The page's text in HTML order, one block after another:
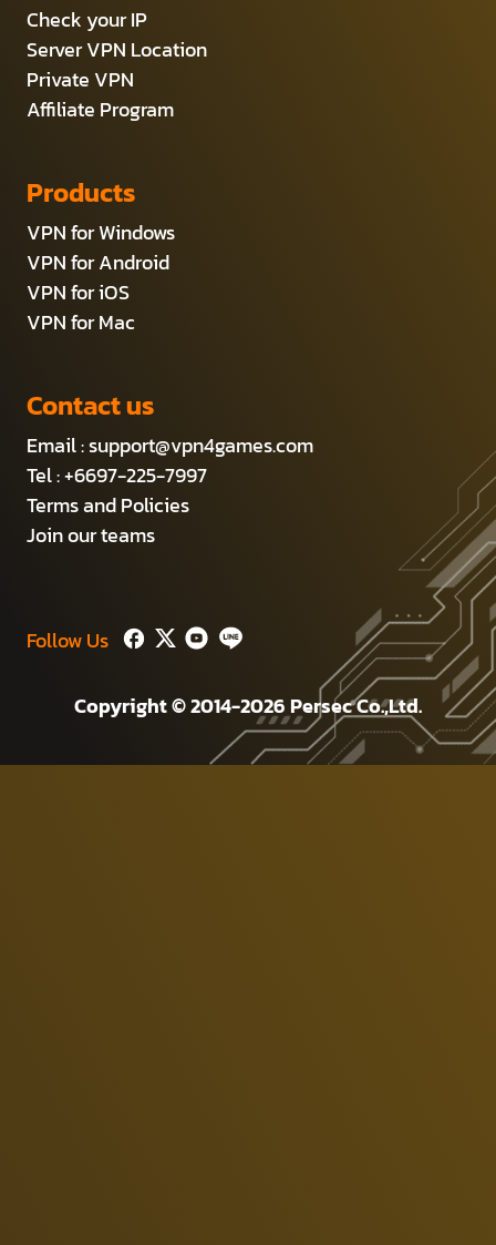
Check your IP
Server VPN Location
Private VPN
Affiliate Program
Products
VPN for Windows
VPN for Android
VPN for iOS
VPN for Mac
Contact us
Email :support@vpn4games.com
Tel : +6697-225-7997
Terms and Policies
Join our teams
Copyright © 2014-2026 Persec Co.,Ltd.
Follow Us